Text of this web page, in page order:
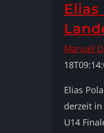
Elias
Manuel
Elias
derzeit
U14